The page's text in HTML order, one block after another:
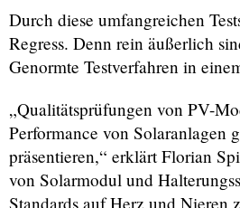
Durch diese umfangreichen
Regress. Denn rein äußerlich
Genormte Testverfahren in
„Qualitätsprüfungen von PV-
Performance von Solaranlagen
präsentieren,“ erklärt Florian
von Solarmodul und
Standards auf Herz und Nieren